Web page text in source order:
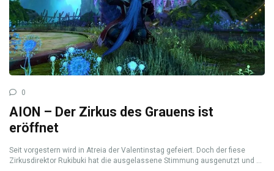
0
AION – Der Zirkus des Grauens ist
eröffnet
Seit vorgestern wird in Atreia der Valentinstag gefeiert. Doch der fiese
Zirkusdirektor Rukibuki hat die ausgelassene Stimmung ausgenutzt und ...